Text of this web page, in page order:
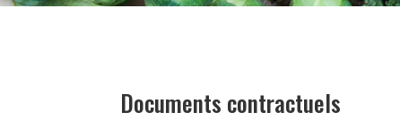
Documents contractuels